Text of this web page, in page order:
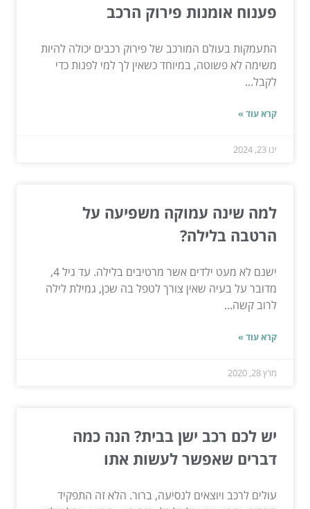
פענוח אומנות פירוק הרכב
התעמקות בעולם המורכב של פירוק רכבים יכולה להיות
משימה לא פשוטה, במיוחד כשאין לך למי לפנות כדי
לקבל...
קרא עוד »
ינו 23, 2024
למה שינה עמוקה משפיעה על
הרטבה בלילה?
ישנם לא מעט ילדים אשר מרטיבים בלילה. עד גיל 4,
מדובר על בעיה שאין צורך לטפל בה שכן, גמילת לילה
לרוב קשה...
קרא עוד »
מרץ 28, 2020
יש לכם רכב ישן בבית? הנה כמה
דברים שאפשר לעשות אתו
עולים לרכב ויוצאים לנסיעה, ברור. הלא זה התפקיד